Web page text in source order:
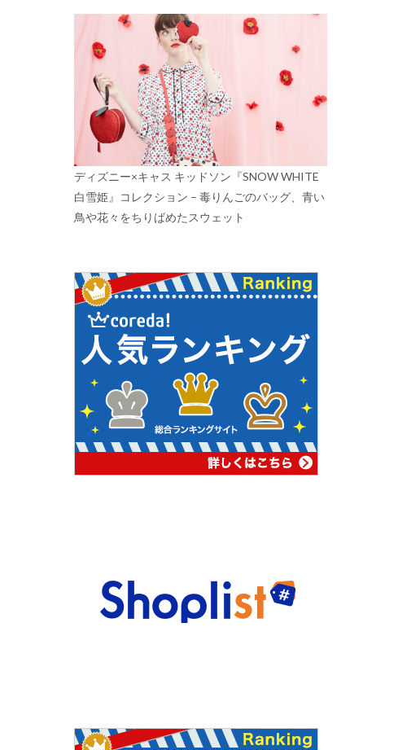
ディズニー×キャス キッドソン『SNOW WHITE
白雪姫』コレクション – 毒りんごのバッグ、青い
鳥や花々をちりばめたスウェット